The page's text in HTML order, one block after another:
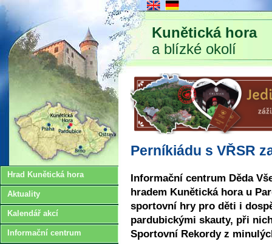
Kunětická hora
a blízké okolí
Hrad Kunětická hora
Aktuality
Kalendář akcí
Informační centrum
Perníkiádu s VŘSR
Informační centrum Děda
hradem Kunětická hora u
sportovní hry pro děti i
pardubickými skauty, při
Sportovní Rekordy z